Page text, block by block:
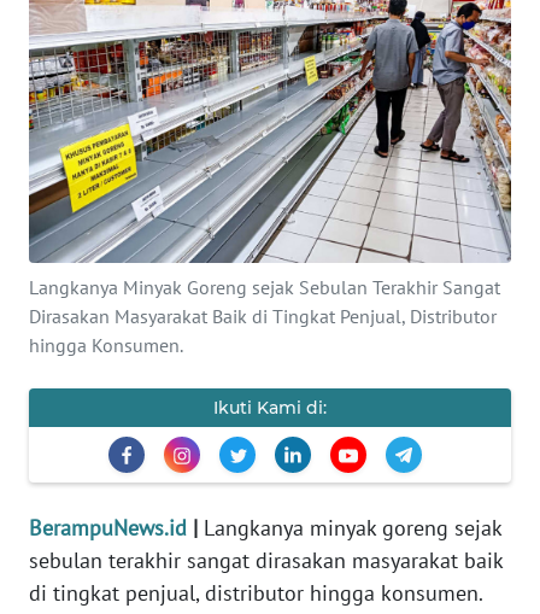
Langkanya Minyak Goreng sejak Sebulan Terakhir Sangat
Dirasakan Masyarakat Baik di Tingkat Penjual, Distributor
hingga Konsumen.
Ikuti Kami di:
BerampuNews.id | Langkanya minyak goreng sejak
sebulan terakhir sangat dirasakan masyarakat baik
di tingkat penjual, distributor hingga konsumen.
Informasi
INDEKS
BERITA
KONTAK
KAMI
INFO
IKLAN
TENTANG
KAMI
PEDOMAN
REDAKSI
KARIR